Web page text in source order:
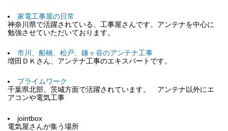
家電工事屋の日常
神奈川県で活躍されている、工事屋さんです。アンテナを中心に
勉強させていただいております。
市川、船橋、松戸、鎌ヶ谷のアンテナ工事
増田ＤＫさん、アンテナ工事のエキスパートです。
プライムワーク
千葉県北部、茨城方面で活躍されています。 アンテナ以外にエ
アコンや電気工事
jointbox
電気屋さんが集う場所